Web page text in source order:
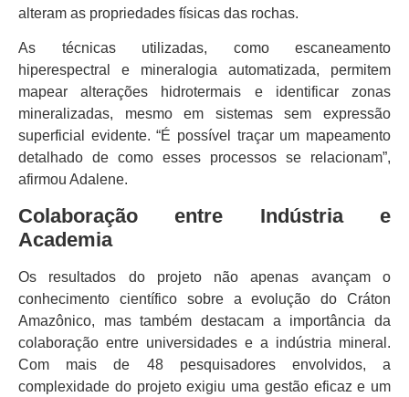
alteram as propriedades físicas das rochas.
As técnicas utilizadas, como escaneamento
hiperespectral e mineralogia automatizada, permitem
mapear alterações hidrotermais e identificar zonas
mineralizadas, mesmo em sistemas sem expressão
superficial evidente. “É possível traçar um mapeamento
detalhado de como esses processos se relacionam”,
afirmou Adalene.
Colaboração entre Indústria e
Academia
Os resultados do projeto não apenas avançam o
conhecimento científico sobre a evolução do Cráton
Amazônico, mas também destacam a importância da
colaboração entre universidades e a indústria mineral.
Com mais de 48 pesquisadores envolvidos, a
complexidade do projeto exigiu uma gestão eficaz e um